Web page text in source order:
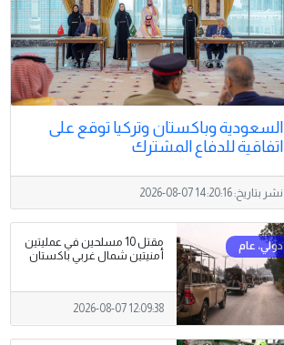
السعودية وباكستان وتركيا توقع على
اتفاقية للدفاع المشترك
نشر بتاريخ:2026-08-07 14:20:16
مقتل 10 مسلحين في عمليتين
أمنيتين شمال غربي باكستان
2026-08-07 12:09:38